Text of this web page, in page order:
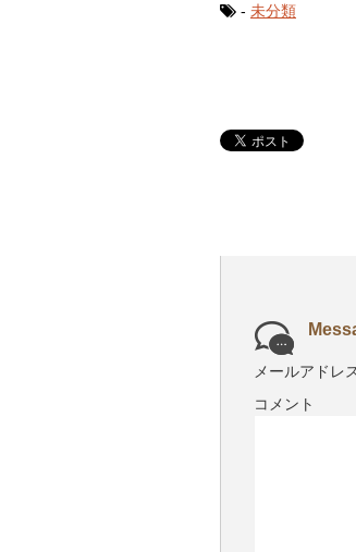
- 未分類
メールアドレ
コメント